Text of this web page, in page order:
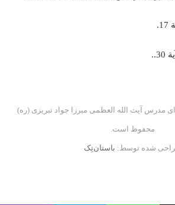
برای مدرس آیت الله العظمی میرزا جواد تبریزی (ره)
محفوظ است.
شده توسط: باستان‌تِک